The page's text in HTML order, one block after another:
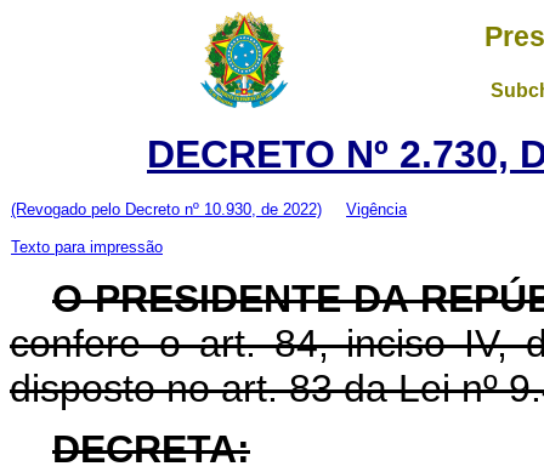
DECRETO Nº 2.730,
(Revogado pelo Decreto nº 10.930, de 2022) Vigência
Texto para impressão
O PRESIDENTE DA
confere o art. 84, inciso IV,
disposto no art. 83 da Lei nº
DECRETA: